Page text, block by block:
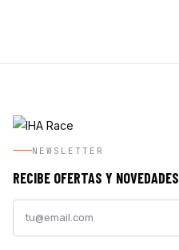
NEWSLETTER
RECIBE OFERTAS Y NOVEDADES